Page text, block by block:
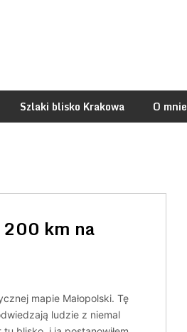
Szlaki blisko Krakowa O mnie
200 km na
mapie Małopolski. Tę
ludzie z niemal